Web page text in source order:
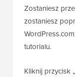
Zostaniesz
zostaniesz
tutorialu.
Kliknij przycisk